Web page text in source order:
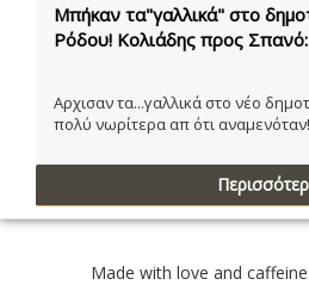
Μπήκαν τα"γαλλικά" στο
Ρόδου! Κολιάδης προς
Αρχισαν τα...γαλλικά στο νέο
πολύ νωρίτερα απ ότι
Made with love and